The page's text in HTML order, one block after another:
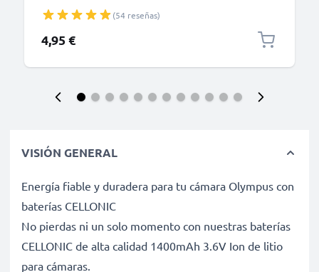
(54 reseñas)
4,95 €
VISIÓN GENERAL
Energía fiable y duradera para tu cámara Olympus con
baterías CELLONIC
No pierdas ni un solo momento con nuestras baterías
CELLONIC de alta calidad 1400mAh 3.6V Ion de litio
para cámaras.